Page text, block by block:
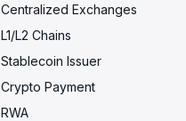
Centralized Exchanges
L1/L2 Chains
Stablecoin Issuer
Crypto Payment
RWA